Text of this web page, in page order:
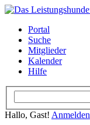
Portal
Suche
Mitglieder
Kalender
Hilfe
Hallo, Gast! Anmelden